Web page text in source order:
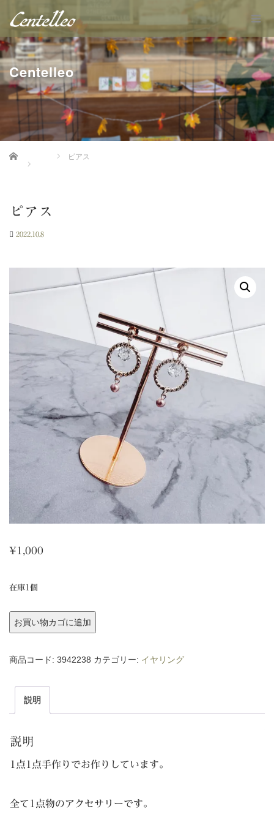
Centelleo
Home ピアス
ピアス
2022.10.8
¥1,000
在庫1個
ピ
ス
お買い物カゴに追加
商品コード: 3942238 カテゴリー: イヤリング
説明
説明
1点1点手作りでお作りしています。
全て1点物のアクセサリーです。